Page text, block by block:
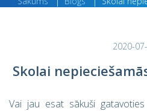
2020-
Skolai
Vai jau esat sākuši